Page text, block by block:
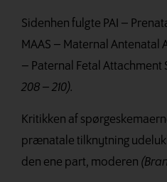
Sidenhen fulgte PAI –
MAAS – Maternal Antenatal
– Paternal Fetal Attachment
208 – 210).
Kritikken af
prænatale tilknytning
den ene part, moderen